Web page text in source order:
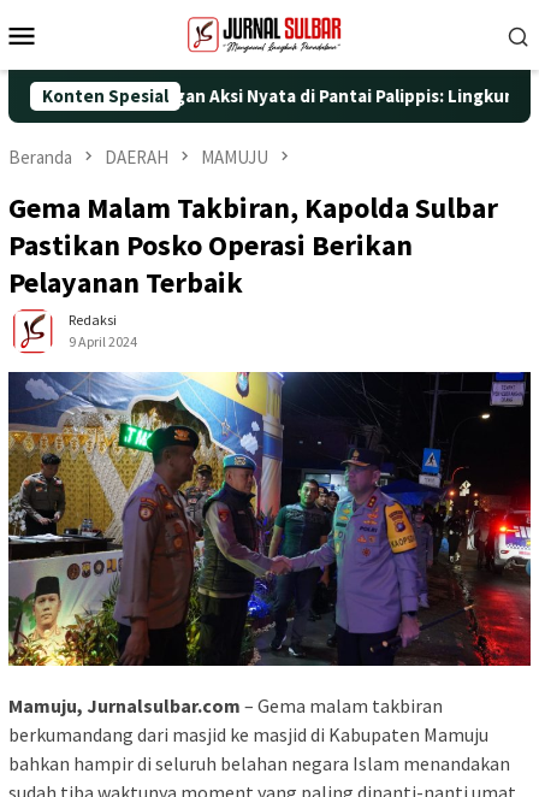
ke
Mobile
Konten Spesial
ke-25 dengan Aksi Nyata di Pantai Palippis: Lingkungan dan
Beranda DAERAH MAMUJU
Gema Malam Takbiran, Kapolda Sulbar
Pastikan Posko Operasi Berikan
Pelayanan Terbaik
Redaksi
9 April 2024
Mamuju, Jurnalsulbar.com – Gema malam takbiran
berkumandang dari masjid ke masjid di Kabupaten Mamuju
bahkan hampir di seluruh belahan negara Islam menandakan